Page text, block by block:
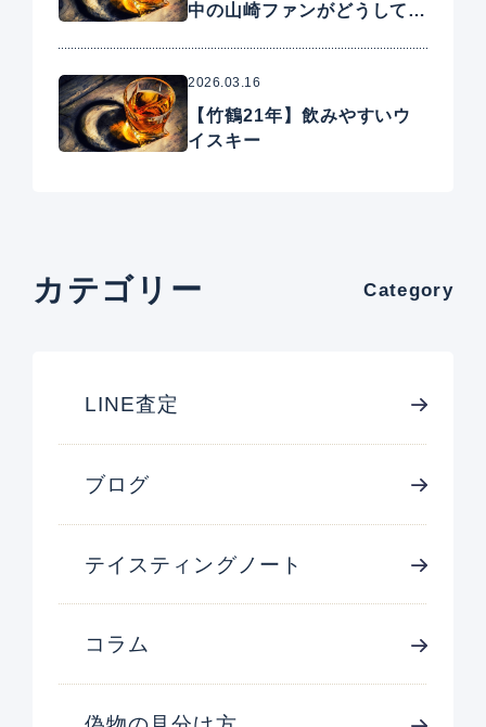
中の山崎ファンがどうしても
2026.03.16
【竹鶴21年】飲みやすいウ
イスキー
カテゴリー Category
LINE査定
ブログ
テイスティングノート
コラム